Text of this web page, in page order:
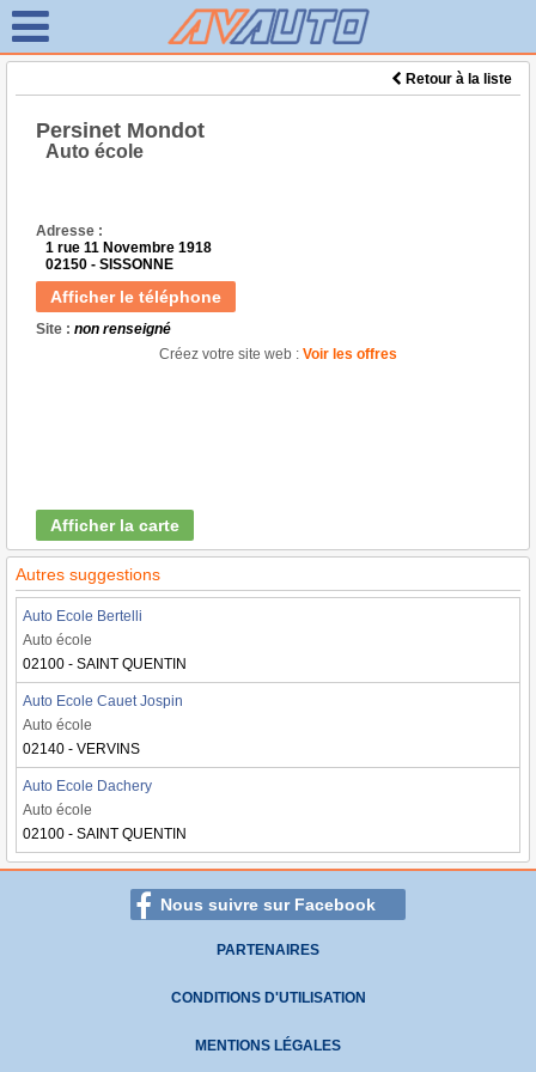
Retour à la liste
Persinet Mondot
Auto école
Adresse :
1 rue 11 Novembre 1918
02150 - SISSONNE
Afficher le téléphone
Site : non renseigné
Créez votre site web : Voir les offres
Afficher la carte
Autres suggestions
Auto Ecole Bertelli
Auto école
02100 - SAINT QUENTIN
Auto Ecole Cauet Jospin
Auto école
02140 - VERVINS
Auto Ecole Dachery
Auto école
02100 - SAINT QUENTIN
Nous suivre sur Facebook
PARTENAIRES
CONDITIONS D'UTILISATION
MENTIONS LÉGALES